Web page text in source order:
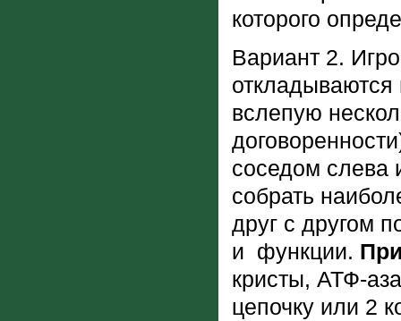
которого
Вариант 2.
откладываются
вслепую
соседом слева
собрать
друг с другом
и функции.
кристы, АТФ-
цепочку или 2